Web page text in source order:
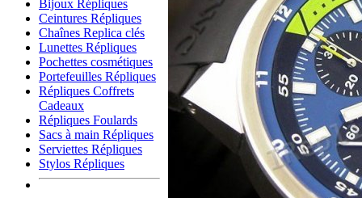
Bijoux Répliques
Ceintures Répliques
Chaînes Replica clés
Lunettes Répliques
Pochettes cosmétiques
Portefeuilles Répliques
Répliques Coffrets
Cadeaux
Répliques Foulards
Sacs à main Répliques
Serviettes Répliques
Stylos Répliques